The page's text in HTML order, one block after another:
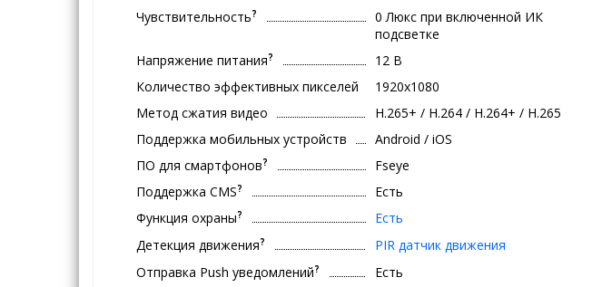
Чувствительность?
0 Люкс при включенной ИК
подсветке
Напряжение питания?
12 В
Количество эффективных пикселей
1920x1080
Метод сжатия видео
H.265+ / H.264 / H.264+ / H.265
Поддержка мобильных устройств
Android / iOS
ПО для смартфонов?
Fseye
Поддержка CMS?
Есть
Функция охраны?
Есть
Детекция движения?
PIR датчик движения
Отправка Push уведомлений?
Есть